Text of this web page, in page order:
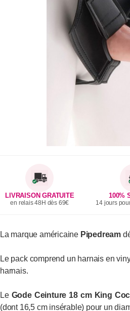
LIVRAISON GRATUITE
en relais 48H dès 69€
100%
14 jours
La marque américaine Pipedream
Le pack comprend un harnais en
harnais.
Le Gode Ceinture 18 cm King
(dont 16,5 cm insérable) pour un